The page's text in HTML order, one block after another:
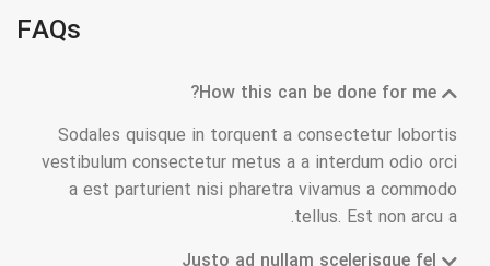
FAQs
How this can be done for me?
Sodales quisque in torquent a consectetur lobortis
vestibulum consectetur metus a a interdum odio orci
a est parturient nisi pharetra vivamus a commodo
tellus. Est non arcu a.